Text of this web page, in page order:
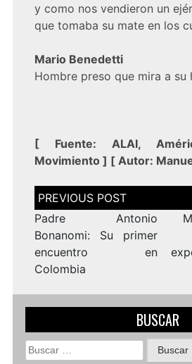
y como nos vendieron un
que tomaba su mate en los
Mario Benedetti
Hombre preso que mira a su
[ Fuente: ALAI,
Movimiento] [ Autor:
Navegación
de
entradas
Padre Antonio
Bonanomi: Su primer
encuentro en
Colombia
BUSCAR
Buscar: